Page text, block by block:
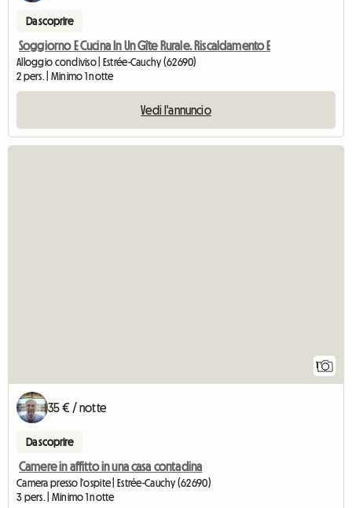
Da scoprire
Soggiorno E Cucina In Un Gîte Rurale. Riscaldamento E
Alloggio condiviso | Estrée-Cauchy (62690)
2 pers. | Minimo 1 notte
Vedi l'annuncio
1
35 € / notte
Da scoprire
Camere in affitto in una casa contadina
Camera presso l'ospite | Estrée-Cauchy (62690)
3 pers. | Minimo 1 notte